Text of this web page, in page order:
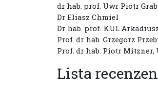
dr hab. prof. Uwr Piotr
Dr Eliasz Chmiel
Dr hab. prof. KUL
Prof. dr hab. Grzegorz
Prof. dr hab. Piotr
Lista